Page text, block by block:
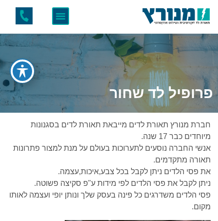
פרופיל לד שחור
חברת מנורץ תאורת לדים מייבאת תאורת לדים בסגנונות
מיוחדים כבר 17 שנה.
אנשי החברה נוסעים לתערוכות בעולם על מנת למצור פתרונות
תאורה מתקדמים.
את פסי הלדים ניתן לקבל בכל צבע,איכות,עצמה.
ניתן לקבל את פסי הלדים לפי מידות ע"פ סקיצה פשוטה.
פסי הלדים משדרגים כל פינה בעסק שלך ונותן יופי ועצמה לאותו
מקום.